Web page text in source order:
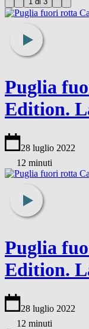
Puglia
Edition.
28 luglio 2022
12 minuti
Puglia
Edition.
28 luglio 2022
12 minuti